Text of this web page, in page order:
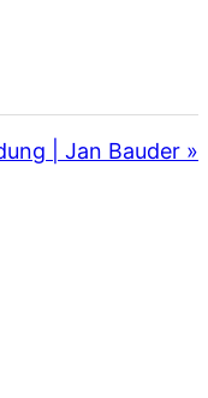
| Jan Bauder »